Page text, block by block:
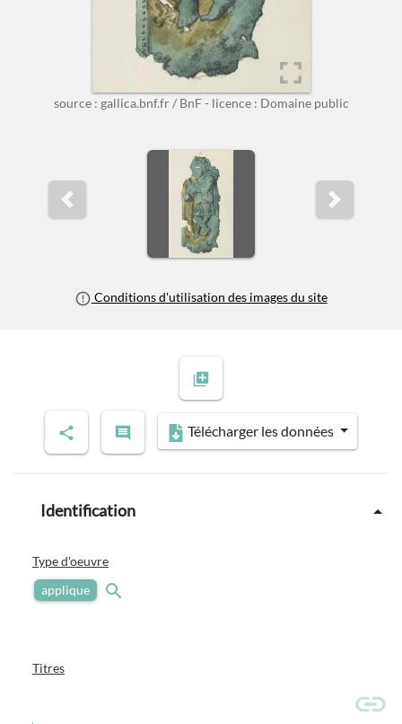
source : gallica.bnf.fr / BnF - licence : Domaine public
Previous slide Next slide
Conditions d'utilisation des images du site
Télécharger les données
Identification
Type d'oeuvre
applique
Titres